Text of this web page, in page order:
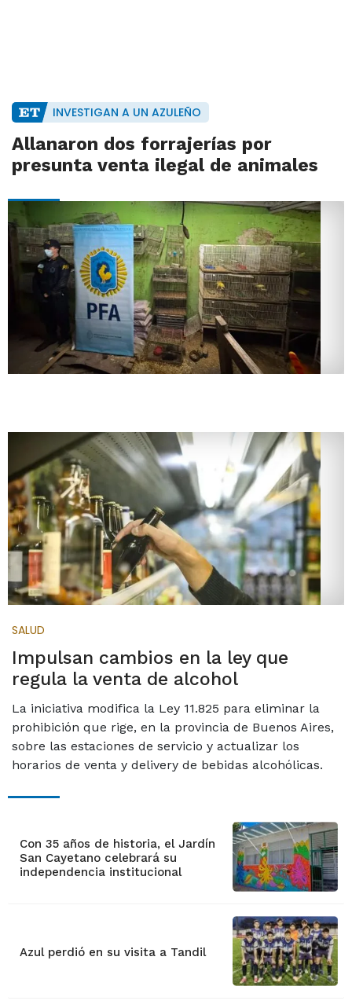
INVESTIGAN A UN AZULEÑO
Allanaron dos forrajerías por
presunta venta ilegal de animales
SALUD
Impulsan cambios en la ley que
regula la venta de alcohol
La iniciativa modifica la Ley 11.825 para eliminar la
prohibición que rige, en la provincia de Buenos Aires,
sobre las estaciones de servicio y actualizar los
horarios de venta y delivery de bebidas alcohólicas.
Con 35 años de historia, el Jardín
San Cayetano celebrará su
independencia institucional
Azul perdió en su visita a Tandil